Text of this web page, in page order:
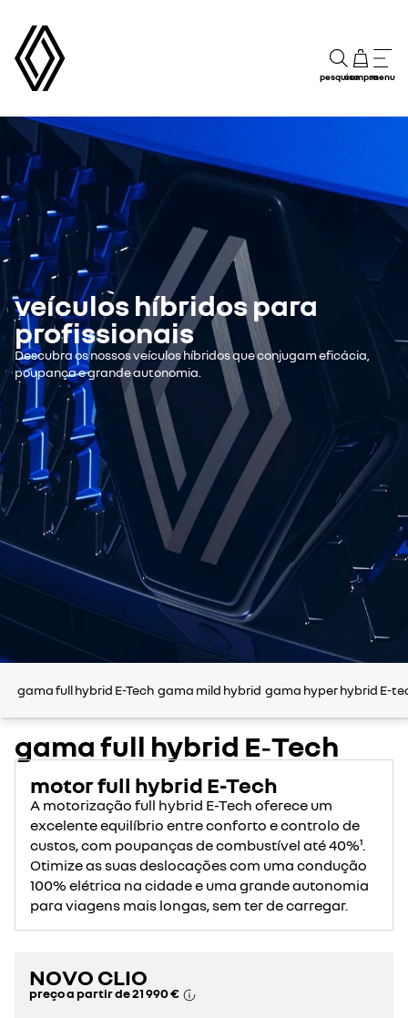
pesquisacompramenu
veículos híbridos para
profissionais
Descubra os nossos veículos híbridos que conjugam eficácia,
poupança e grande autonomia.
gama full hybrid E-Tech gama mild hybrid gama hyper hybrid E-
gama full hybrid E‑Tech
motor full hybrid E-Tech
A motorização full hybrid E-Tech oferece um
excelente equilíbrio entre conforto e controlo de
custos, com poupanças de combustível até 40%¹.
Otimize as suas deslocações com uma condução
100% elétrica na cidade e uma grande autonomia
para viagens mais longas, sem ter de carregar.
NOVO CLIO
preço a partir de21 990 €